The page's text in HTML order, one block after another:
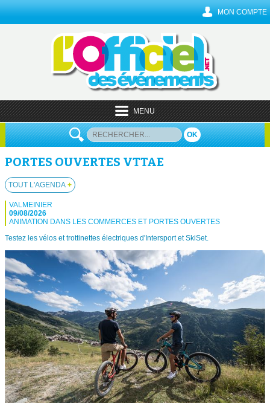
MON COMPTE
MENU
OK
PORTES OUVERTES VTTAE
TOUT L'AGENDA +
VALMEINIER
09/08/2026
ANIMATION DANS LES COMMERCES ET PORTES OUVERTES
Testez les vélos et trottinettes électriques d'Intersport et SkiSet.